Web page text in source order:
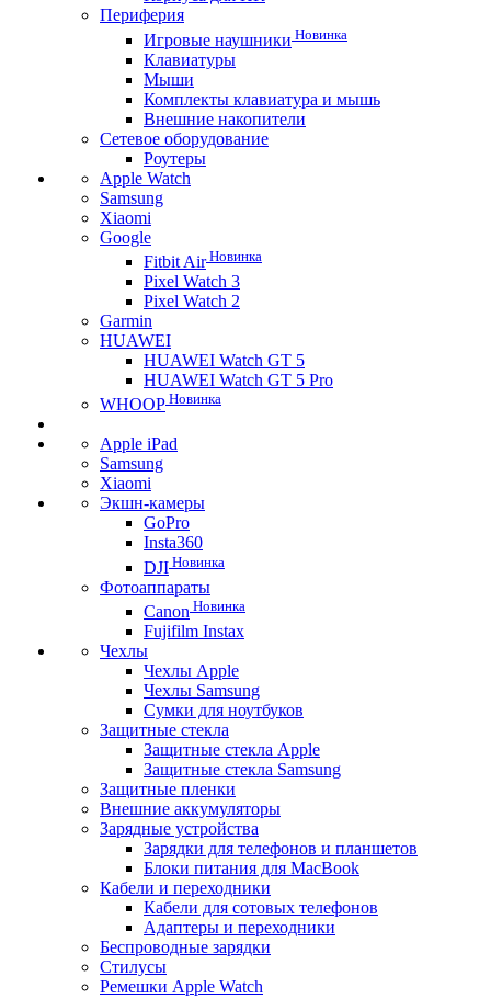
Периферия
Игровые наушники Новинка
Клавиатуры
Мыши
Комплекты клавиатура и мышь
Внешние накопители
Сетевое оборудование
Роутеры
Apple Watch
Samsung
Xiaomi
Google
Fitbit AirНовинка
Pixel Watch 3
Pixel Watch 2
Garmin
HUAWEI
HUAWEI Watch GT 5
HUAWEI Watch GT 5 Pro
WHOOP Новинка
Apple iPad
Samsung
Xiaomi
Экшн-камеры
GoPro
Insta360
DJI Новинка
Фотоаппараты
Canon Новинка
Fujifilm Instax
Чехлы
Чехлы Apple
Чехлы Samsung
Сумки для ноутбуков
Защитные стекла
Защитные стекла Apple
Защитные стекла Samsung
Защитные пленки
Внешние аккумуляторы
Зарядные устройства
Зарядки для телефонов и планшетов
Блоки питания для MacBook
Кабели и переходники
Кабели для сотовых телефонов
Адаптеры и переходники
Беспроводные зарядки
Стилусы
Ремешки Apple Watch